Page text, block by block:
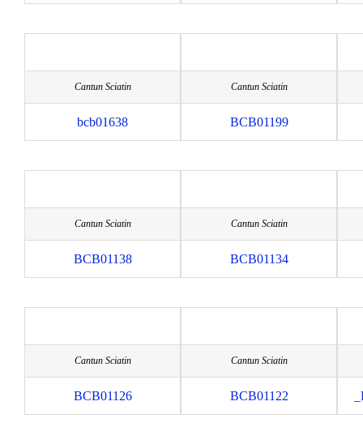
Cantun Sciatin
bcb01638
Cantun Sciatin
BCB01199
Cantun Sciatin
BCB01138
Cantun Sciatin
BCB01134
Cantun Sciatin
BCB01126
Cantun Sciatin
BCB01122